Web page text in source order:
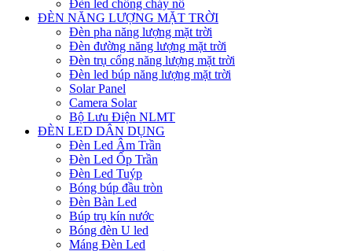
Đèn led chống cháy nổ
ĐÈN NĂNG LƯỢNG MẶT TRỜI
Đèn pha năng lượng mặt trời
Đèn đường năng lượng mặt trời
Đèn trụ cổng năng lượng mặt trời
Đèn led búp năng lượng mặt trời
Solar Panel
Camera Solar
Bộ Lưu Điện NLMT
ĐÈN LED DÂN DỤNG
Đèn Led Âm Trần
Đèn Led Ốp Trần
Đèn Led Tuýp
Bóng búp đầu tròn
Đèn Bàn Led
Búp trụ kín nước
Bóng đèn U led
Máng Đèn Led